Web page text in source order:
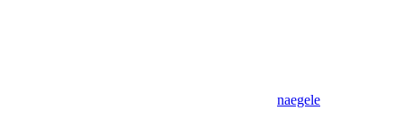
naegele